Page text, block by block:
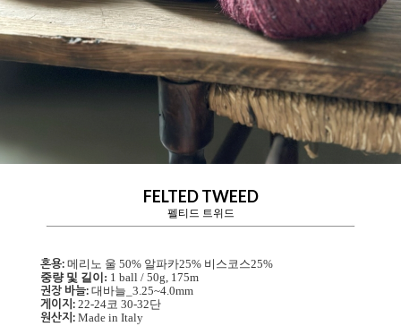
FELTED TWEED
펠티드 트위드
혼용: 메리노 울 50% 알파카25% 비스코스25%
중량 및 길이: 1 ball / 50g, 175m
권장 바늘: 대바늘_3.25~4.0mm
게이지: 22-24코 30-32단
원산지: Made in Italy